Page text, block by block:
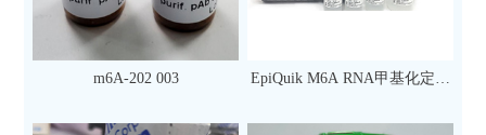
m6A-202 003
EpiQuik M6A RNA甲基化定量
次）